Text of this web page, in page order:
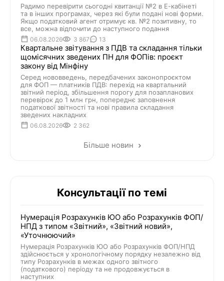
Радимо перевірити сьогодні квитанції №2 в Е-кабінеті
та в інших програмах, через які були подані нові форми.
Якщо податковий агент отримує кв. №2 позитивну, то
все, можна відпочити до наступного подання
06.08.2026 3 867 13
Квартальне звітування з ПДВ та складання тільки
щомісячних зведених ПН для ФОПів: проєкт
закону від Мінфіну
Серед нововведень, передбачених законопроєктом
для ФОП — платників ПДВ: перехід на квартальний
звітний період, збільшення порогу для позапланових
перевірок до 1 млн грн, попереднє заповнення
податкової звітності та нові правила складання
зведених накладних
06.08.2026 2 362
Більше новин
Консультації по темі
Нумерація Розрахунків ЮО або Розрахунків ФОП/
НПД з типом «Звітний», «Звітний новий»,
«Уточнюючий»
Нумерація Розрахунків ЮО або Розрахунків ФОП/НПД
здійснюється у хронологічному порядку незалежно від
типу Розрахунків в межах одного звітного
(податкового) періоду та не продовжується в
наступних